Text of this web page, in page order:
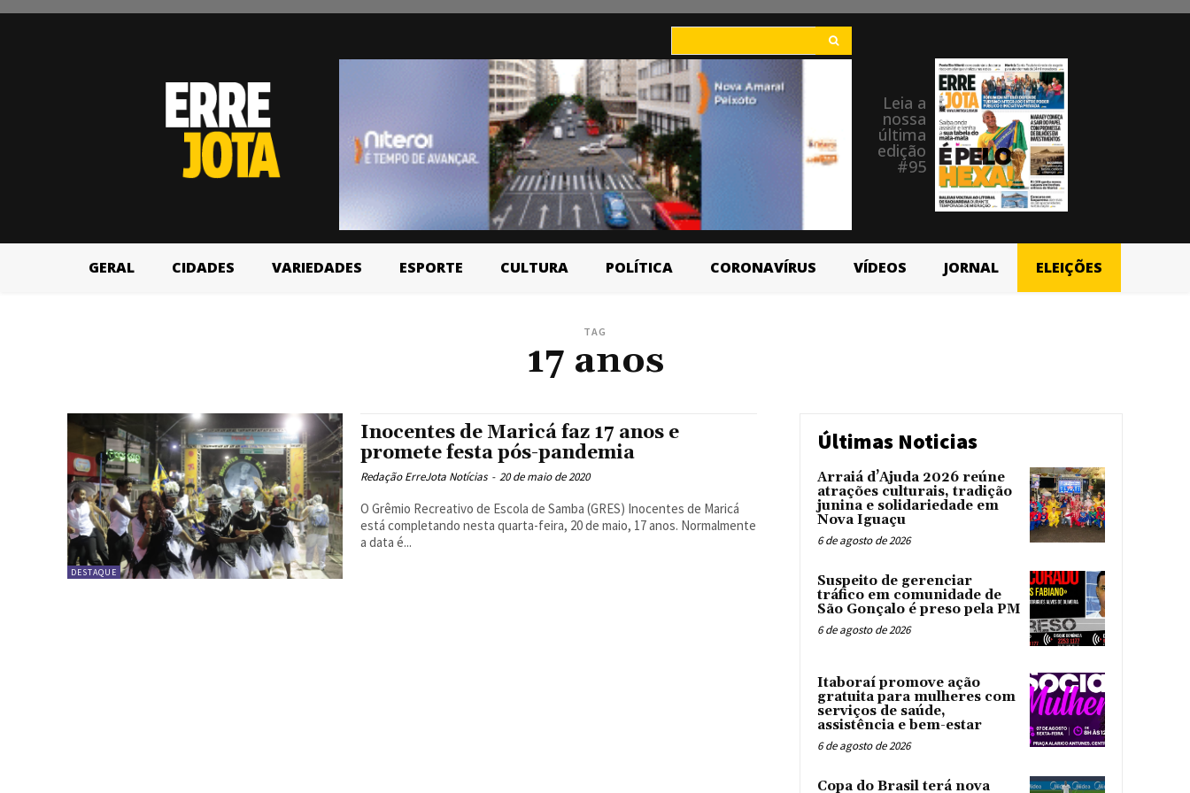
Leia a
nossa
última
edição
#95
GERAL CIDADES VARIEDADES ESPORTE CULTURA POLÍTICA CORONAVÍRUS VÍDEOS JORNAL ELEIÇÕES
TAG
17 anos
DESTAQUE
Inocentes de Maricá faz 17 anos e
promete festa pós-pandemia
Redação ErreJota Notícias - 20 de maio de 2020
O Grêmio Recreativo de Escola de Samba (GRES) Inocentes de Maricá
está completando nesta quarta-feira, 20 de maio, 17 anos. Normalmente
a data é...
Últimas Noticias
Arraiá d’Ajuda 2026 reúne
atrações culturais, tradição
junina e solidariedade em
Nova Iguaçu
6 de agosto de 2026
Suspeito de gerenciar
tráfico em comunidade de
São Gonçalo é preso pela PM
6 de agosto de 2026
Itaboraí promove ação
gratuita para mulheres com
serviços de saúde,
assistência e bem-estar
6 de agosto de 2026
Copa do Brasil terá nova